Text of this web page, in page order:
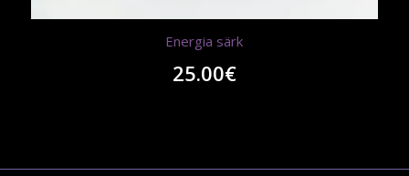
Energia särk
25.00€